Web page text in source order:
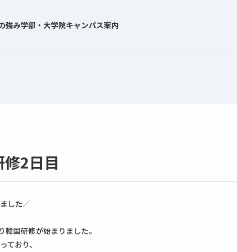
強み学部・大学院キャンパス案内
修2日目
した／
国研修が始まりました。
おり、